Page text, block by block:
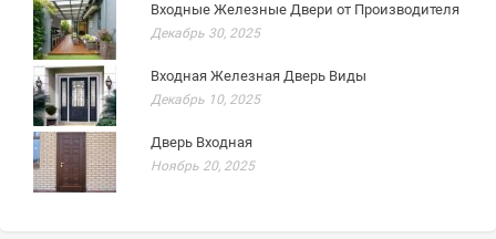
Входные Железные Двери от Производителя
Декабрь 30, 2025
Входная Железная Дверь Виды
Декабрь 10, 2025
Дверь Входная
Ноябрь 20, 2025